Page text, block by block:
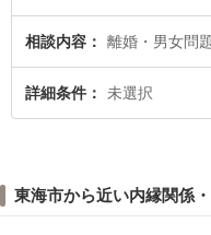
相談内容 離婚・男女問
詳細条件 未選択
東海市から近い内縁関係